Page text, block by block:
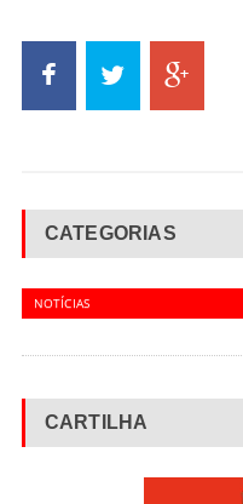
CATEGORIAS
NOTÍCIAS
CARTILHA